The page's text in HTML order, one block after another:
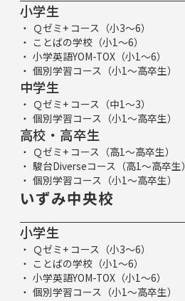
小学生
Ｑゼミ+ コース（小3～6）
ことばの学校（小1～6）
小学英語YOM-TOX（小1～6）
個別学習コース（小1～高卒生）
中学生
Ｑゼミ+ コース（中1～3）
個別学習コース（小1～高卒生）
高校・高卒生
Ｑゼミ+ コース（高1～高卒生）
駿台Diverseコース（高1～高卒生）
個別学習コース（小1～高卒生）
いずみ中央校
小学生
Ｑゼミ+ コース（小3～6）
ことばの学校（小1～6）
小学英語YOM-TOX（小1～6）
個別学習コース（小1～高卒生）